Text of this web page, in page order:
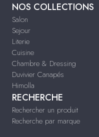
NOS COLLECTIONS
Salon
Sejour
Literie
Cuisine
Chambre & Dressing
Duvivier Canapés
Himolla
RECHERCHE
Rechercher un produit
Recherche par marque